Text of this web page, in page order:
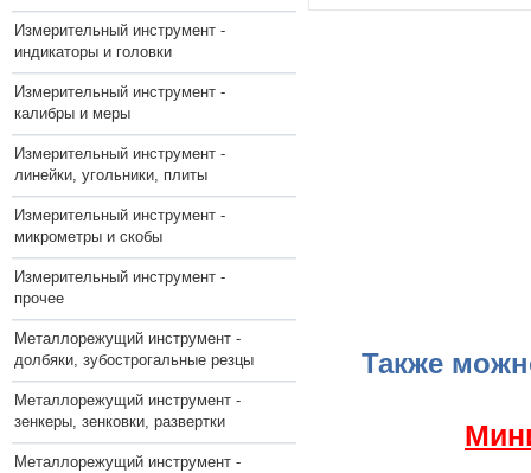
Измерительный инструмент -
индикаторы и головки
Измерительный инструмент -
калибры и меры
Измерительный инструмент -
линейки, угольники, плиты
Измерительный инструмент -
микрометры и скобы
Измерительный инструмент -
прочее
Металлорежущий инструмент -
долбяки, зубострогальные резцы
Металлорежущий инструмент -
зенкеры, зенковки, развертки
Металлорежущий инструмент -
Также